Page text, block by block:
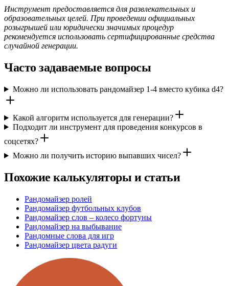
Инструмент предоставляется для развлекательных и
образовательных целей. При проведении официальных
розыгрышей или юридически значимых процедур
рекомендуется использовать сертифицированные средства
случайной генерации.
Часто задаваемые вопросы
Можно ли использовать рандомайзер 1-4 вместо кубика d4?
Какой алгоритм используется для генерации?
Подходит ли инструмент для проведения конкурсов в
соцсетях?
Можно ли получить историю выпавших чисел?
Похожие калькуляторы и статьи
Рандомайзер ролей
Рандомайзер футбольных клубов
Рандомайзер слов – колесо фортуны
Рандомайзер на выбывание
Рандомные слова для игр
Рандомайзер цвета радуги